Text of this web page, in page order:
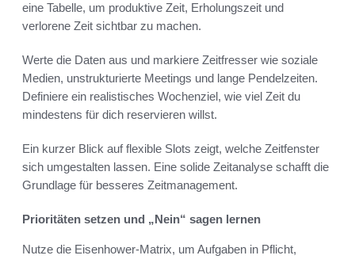
eine Tabelle, um produktive Zeit, Erholungszeit und
verlorene Zeit sichtbar zu machen.
Werte die Daten aus und markiere Zeitfresser wie soziale
Medien, unstrukturierte Meetings und lange Pendelzeiten.
Definiere ein realistisches Wochenziel, wie viel Zeit du
mindestens für dich reservieren willst.
Ein kurzer Blick auf flexible Slots zeigt, welche Zeitfenster
sich umgestalten lassen. Eine solide Zeitanalyse schafft die
Grundlage für besseres Zeitmanagement.
Prioritäten setzen und „Nein“ sagen lernen
Nutze die Eisenhower-Matrix, um Aufgaben in Pflicht,